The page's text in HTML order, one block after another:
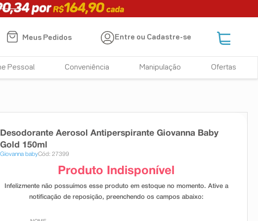
Meus Pedidos Entre ou Cadastre-se
Pessoal Conveniência Manipulação Ofertas
Desodorante Aerosol Antiperspirante Giovanna Baby
Gold 150ml
Giovanna babyCód: 27399